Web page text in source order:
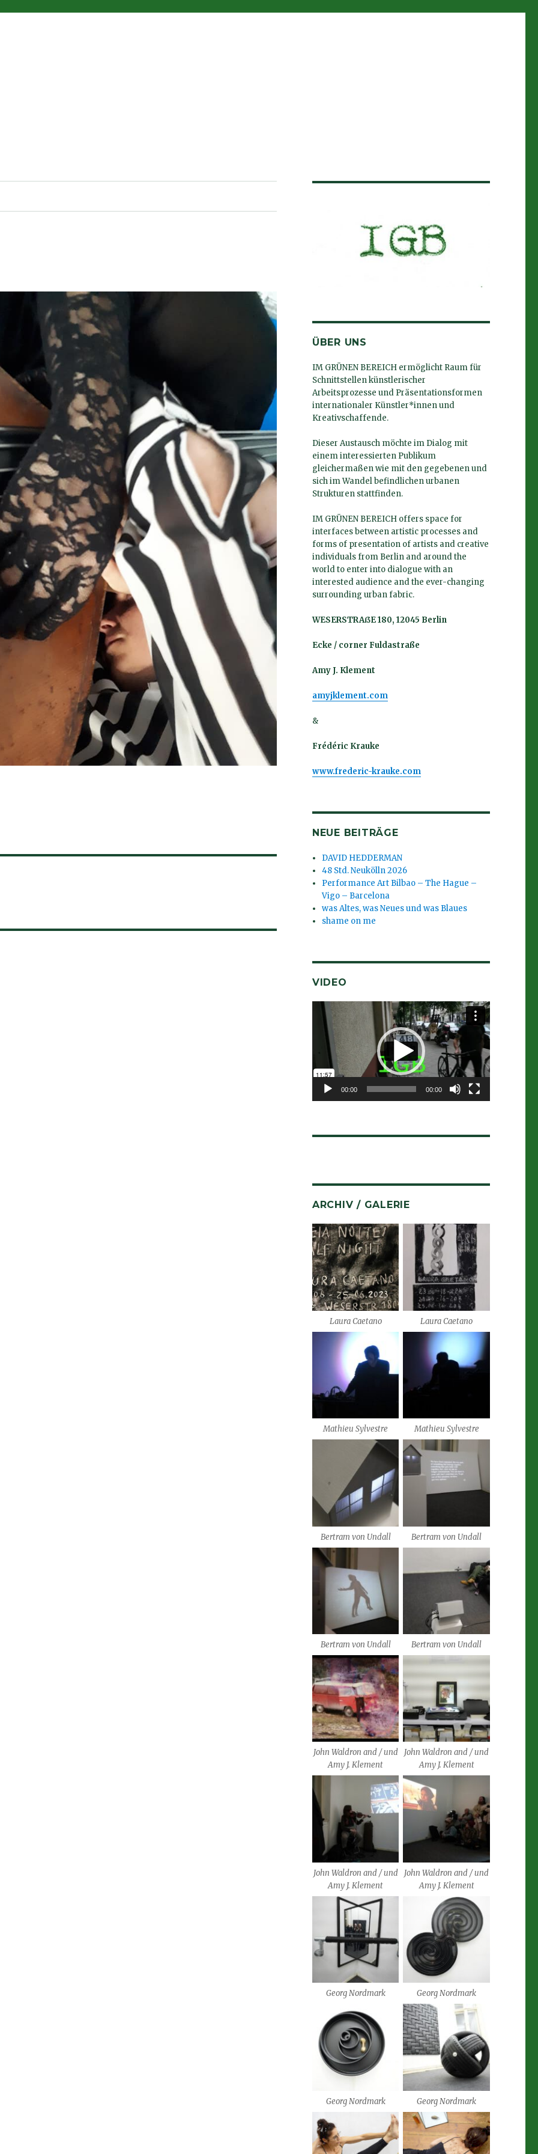
ÜBER UNS
IM GRÜNEN BEREICH ermöglicht Raum für
Schnittstellen künstlerischer
Arbeitsprozesse und Präsentationsformen
internationaler Künstler*innen und
Kreativschaffende.
Dieser Austausch möchte im Dialog mit
einem interessierten Publikum
gleichermaßen wie mit den gegebenen und
sich im Wandel befindlichen urbanen
Strukturen stattfinden.
IM GRÜNEN BEREICH offers space for
interfaces between artistic processes and
forms of presentation of artists and creative
individuals from Berlin and around the
world to enter into dialogue with an
interested audience and the ever-changing
surrounding urban fabric.
WESERSTRAßE 180, 12045 Berlin
Ecke / corner Fuldastraße
Amy J. Klement
amyjklement.com
&
Frédéric Krauke
www.frederic-krauke.com
NEUE BEITRÄGE
DAVID HEDDERMAN
48 Std. Neukölln 2026
Performance Art Bilbao – The Hague –
Vigo – Barcelona
was Altes, was Neues und was Blaues
shame on me
VIDEO
Video-
Player
00:00 00:00
ARCHIV / GALERIE
Laura Caetano Laura Caetano
Mathieu Sylvestre Mathieu Sylvestre
Bertram von Undall Bertram von Undall
Bertram von Undall Bertram von Undall
John Waldron and / und
Amy J. Klement
John Waldron and / und
Amy J. Klement
John Waldron and / und
Amy J. Klement
John Waldron and / und
Amy J. Klement
Georg Nordmark Georg Nordmark
Georg Nordmark Georg Nordmark